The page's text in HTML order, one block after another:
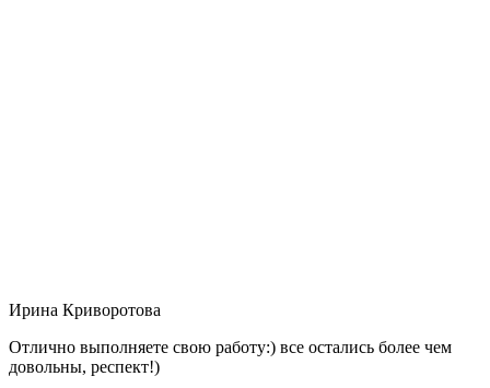
Ирина Криворотова
Отлично выполняете свою работу:) все остались более чем
довольны, респект!)